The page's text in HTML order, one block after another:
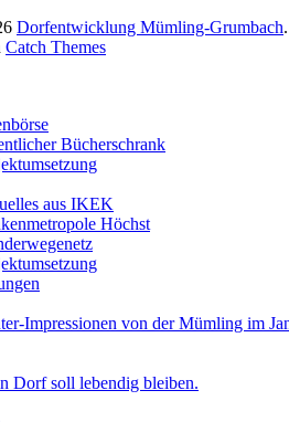
Dorfentwicklung Mümling-Grumbach
Catch Themes
Bücherschrank
aus IKEK
Höchst
Impressionen von der Mümling im
Dorf soll lebendig bleiben.